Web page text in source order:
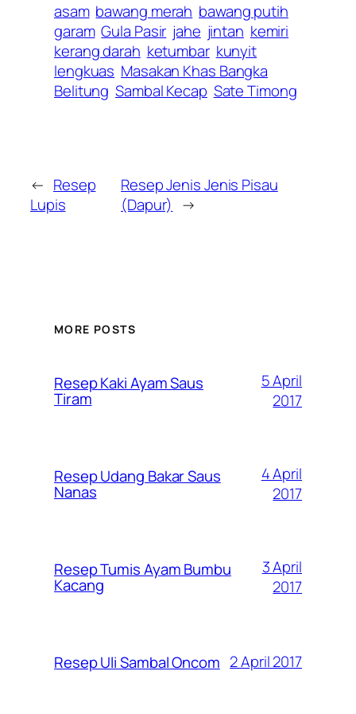
asam bawang merah bawang putih
garam Gula Pasir jahe jintan kemiri
kerang darah ketumbar kunyit
lengkuas Masakan Khas Bangka
Belitung Sambal Kecap Sate Timong
← Resep
Lupis
Resep Jenis Jenis Pisau
(Dapur) →
MORE POSTS
Resep Kaki Ayam Saus
Tiram
5 April
2017
Resep Udang Bakar Saus
Nanas
4 April
2017
Resep Tumis Ayam Bumbu
Kacang
3 April
2017
Resep Uli Sambal Oncom 2 April 2017